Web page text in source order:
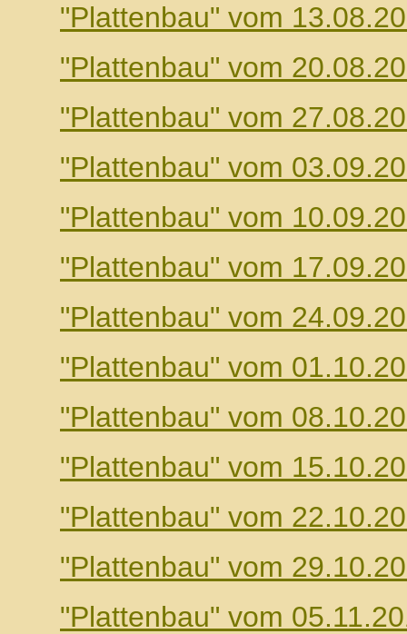
"Plattenbau" vom
"Plattenbau" vom
"Plattenbau" vom
"Plattenbau" vom
"Plattenbau" vom
"Plattenbau" vom
"Plattenbau" vom
"Plattenbau" vom
"Plattenbau" vom
"Plattenbau" vom
"Plattenbau" vom
"Plattenbau" vom
"Plattenbau" vom